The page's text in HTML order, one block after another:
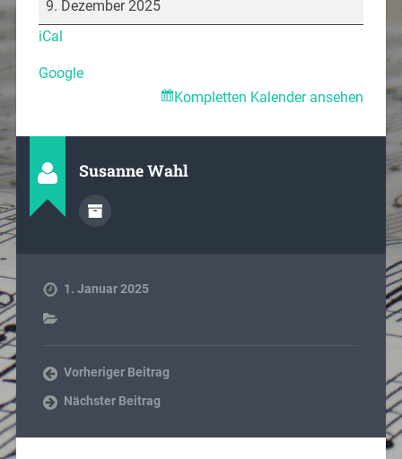
9. Dezember 2025
iCal
Google
Kompletten Kalender ansehen
Susanne Wahl
1. Januar 2025
Vorheriger Beitrag
Nächster Beitrag